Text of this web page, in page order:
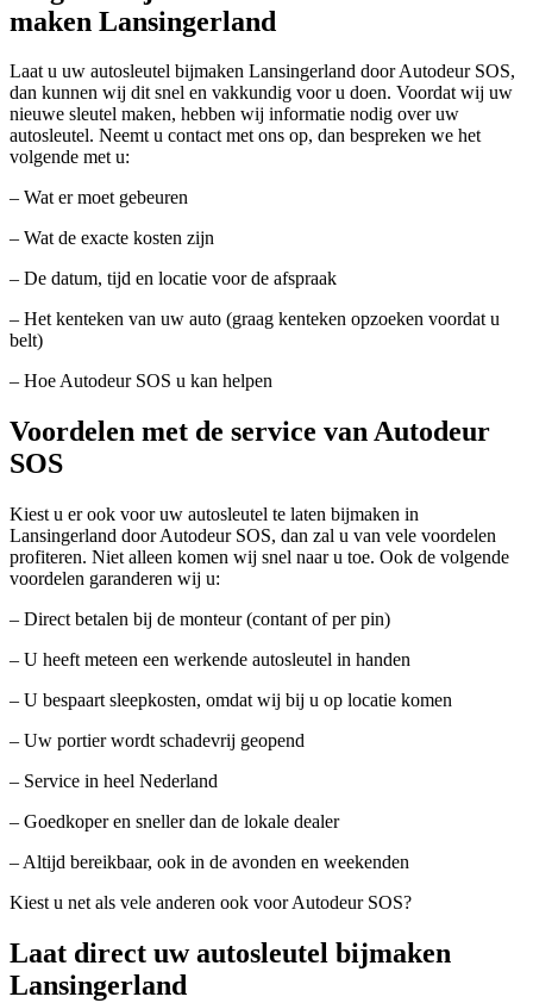
maken Lansingerland
Laat u uw autosleutel bijmaken Lansingerland door Autodeur SOS,
dan kunnen wij dit snel en vakkundig voor u doen. Voordat wij uw
nieuwe sleutel maken, hebben wij informatie nodig over uw
autosleutel. Neemt u contact met ons op, dan bespreken we het
volgende met u:
– Wat er moet gebeuren
– Wat de exacte kosten zijn
– De datum, tijd en locatie voor de afspraak
– Het kenteken van uw auto (graag kenteken opzoeken voordat u
belt)
– Hoe Autodeur SOS u kan helpen
Voordelen met de service van Autodeur
SOS
Kiest u er ook voor uw autosleutel te laten bijmaken in
Lansingerland door Autodeur SOS, dan zal u van vele voordelen
profiteren. Niet alleen komen wij snel naar u toe. Ook de volgende
voordelen garanderen wij u:
– Direct betalen bij de monteur (contant of per pin)
– U heeft meteen een werkende autosleutel in handen
– U bespaart sleepkosten, omdat wij bij u op locatie komen
– Uw portier wordt schadevrij geopend
– Service in heel Nederland
– Goedkoper en sneller dan de lokale dealer
– Altijd bereikbaar, ook in de avonden en weekenden
Kiest u net als vele anderen ook voor Autodeur SOS?
Laat direct uw autosleutel bijmaken
Lansingerland